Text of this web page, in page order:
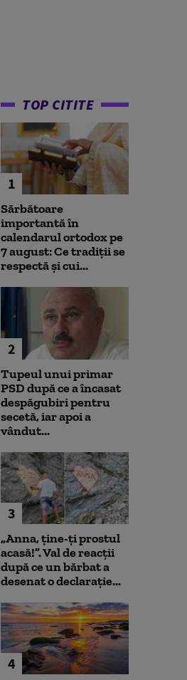
TOP CITITE
1
Sărbătoare
importantă în
calendarul ortodox pe
7 august: Ce tradiții se
respectă și cui...
2
Tupeul unui primar
PSD după ce a încasat
despăgubiri pentru
secetă, iar apoi a
vândut...
3
„Anna, ţine-ţi prostul
acasă!”. Val de reacții
după ce un bărbat a
desenat o declarație...
4